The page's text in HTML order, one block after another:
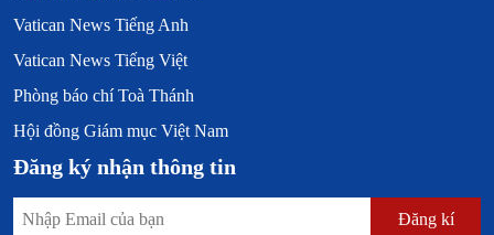
Vatican News Tiếng Anh
Vatican News Tiếng Việt
Phòng báo chí Toà Thánh
Hội đồng Giám mục Việt Nam
Đăng ký nhận thông tin
Đăng kí